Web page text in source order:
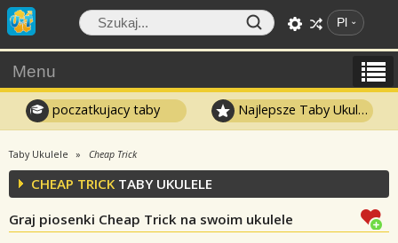
Pl
Menu
poczatkujacy taby Najlepsze Taby Ukulele
Taby Ukulele Cheap Trick
CHEAP TRICK TABY UKULELE
Graj piosenki Cheap Trick na swoim ukulele